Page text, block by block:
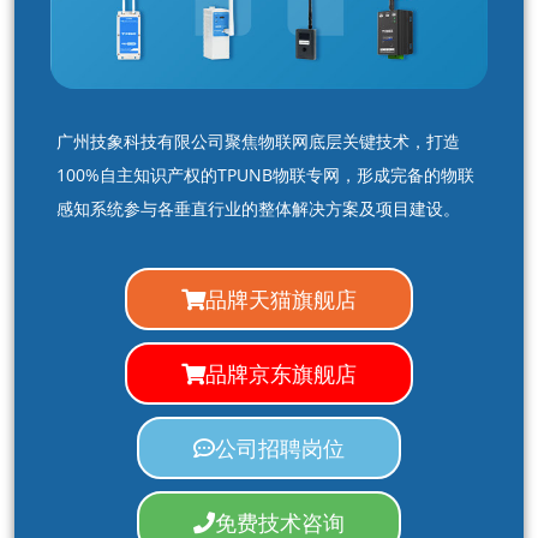
广州技象科技有限公司聚焦物联网底层关键技术，打造
100%自主知识产权的TPUNB物联专网，形成完备的物联
感知系统参与各垂直行业的整体解决方案及项目建设。
品牌天猫旗舰店
品牌京东旗舰店
公司招聘岗位
免费技术咨询